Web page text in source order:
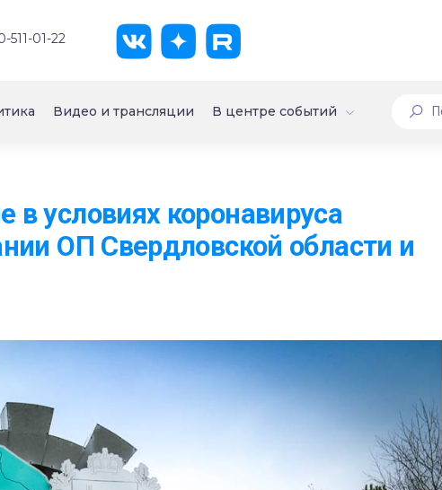
511-01-22
Видео и трансляции В центре событий
условиях коронавируса
ОП Свердловской области и